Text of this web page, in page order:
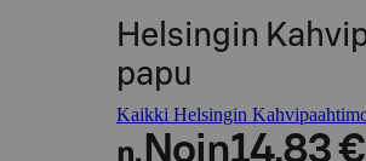
Helsingin
papu
Kaikki Helsingin
n. Noin14,83 €